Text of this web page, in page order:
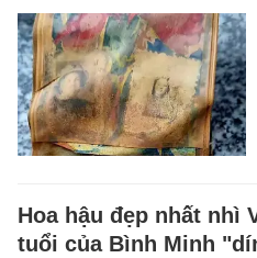
Hoa hậu đẹp nhất nhì
tuổi của Bình Minh